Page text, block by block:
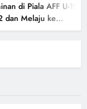
di Piala AFF U-19
Melaju ke